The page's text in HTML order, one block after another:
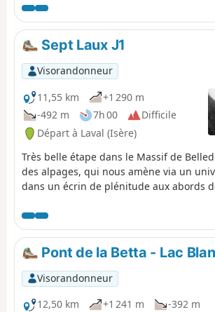
brut. Un joyau de Belledonne.
Sept Laux J1
Visorandonneur
11,55 km
+1 290 m
-492 m
7h 00
Difficile
Départ à Laval (Isère)
Très belle étape dans le Massif de
des alpages, qui nous amène via un
dans un écrin de plénitude aux abords
Pont de la Betta - Lac
Visorandonneur
12,50 km
+1 241 m
-392 m